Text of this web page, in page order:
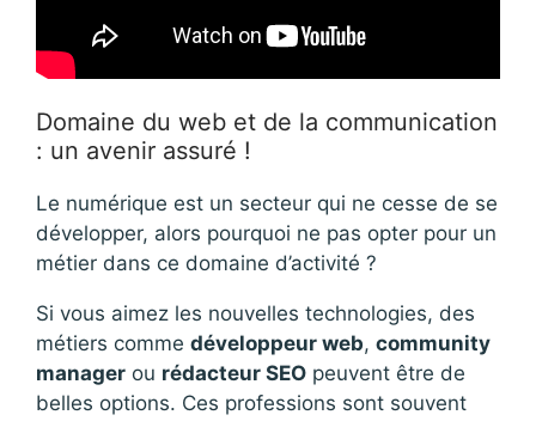
Domaine du web et de la communication
: un avenir assuré !
Le numérique est un secteur qui ne cesse de se
développer, alors pourquoi ne pas opter pour un
métier dans ce domaine d’activité ?
Si vous aimez les nouvelles technologies, des
métiers comme développeur web, community
manager ou rédacteur SEO peuvent être de
belles options. Ces professions sont souvent